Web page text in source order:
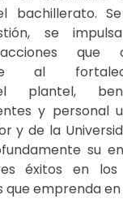
bachillerato.
se
que
al
plantel,
y personal
y de la
su
éxitos en
que emprenda